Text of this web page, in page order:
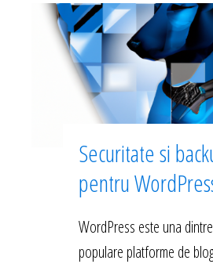
Securitate si
pentru
WordPress este una
populare platforme de